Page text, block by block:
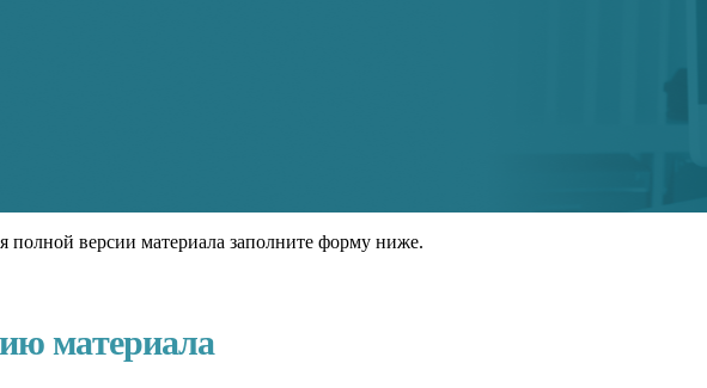
версии материала заполните форму ниже.
материала